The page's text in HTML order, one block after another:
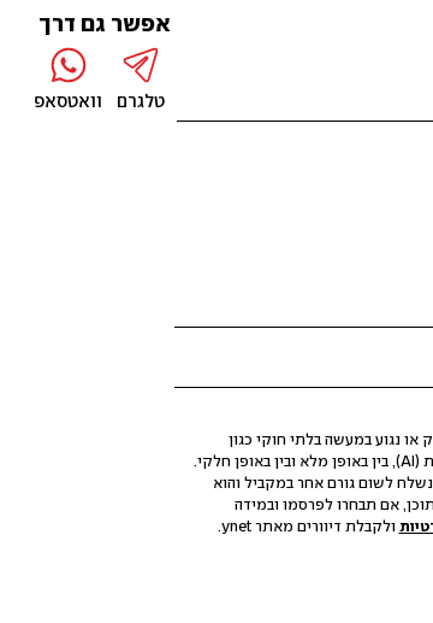
נגוע במעשה בלתי חוקי כגון
הסגת גבול ופגיעה בפרטיות. התוכן לא הופק, לא נערך ולא עבר כל עיבוד באמצעות בינה מלאכותית (AI), בין באופן מלא ובין באופן חלקי.
לשום גורם אחר במקביל והוא
אם תבחרו לפרסמו ובמידה
ולקבלת דיוורים מאתר ynet.
אפשר גם דרך
טלגרם וואטסאפ